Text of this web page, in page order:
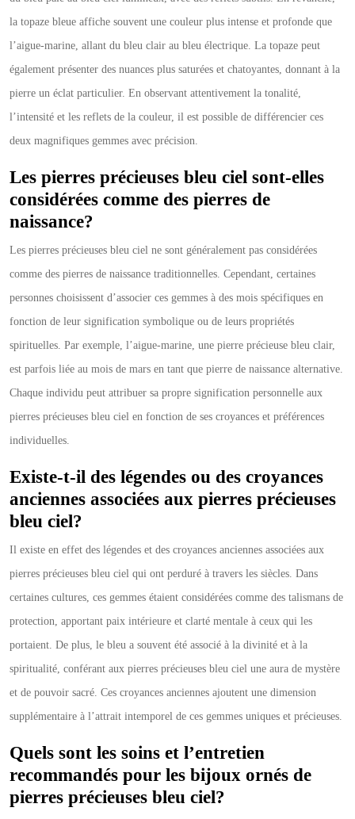
la topaze bleue affiche souvent une couleur plus intense et profonde que
l’aigue-marine, allant du bleu clair au bleu électrique. La topaze peut
également présenter des nuances plus saturées et chatoyantes, donnant à la
pierre un éclat particulier. En observant attentivement la tonalité,
l’intensité et les reflets de la couleur, il est possible de différencier ces
deux magnifiques gemmes avec précision.
Les pierres précieuses bleu ciel sont-elles
considérées comme des pierres de
naissance?
Les pierres précieuses bleu ciel ne sont généralement pas considérées
comme des pierres de naissance traditionnelles. Cependant, certaines
personnes choisissent d’associer ces gemmes à des mois spécifiques en
fonction de leur signification symbolique ou de leurs propriétés
spirituelles. Par exemple, l’aigue-marine, une pierre précieuse bleu clair,
est parfois liée au mois de mars en tant que pierre de naissance alternative.
Chaque individu peut attribuer sa propre signification personnelle aux
pierres précieuses bleu ciel en fonction de ses croyances et préférences
individuelles.
Existe-t-il des légendes ou des croyances
anciennes associées aux pierres précieuses
bleu ciel?
Il existe en effet des légendes et des croyances anciennes associées aux
pierres précieuses bleu ciel qui ont perduré à travers les siècles. Dans
certaines cultures, ces gemmes étaient considérées comme des talismans de
protection, apportant paix intérieure et clarté mentale à ceux qui les
portaient. De plus, le bleu a souvent été associé à la divinité et à la
spiritualité, conférant aux pierres précieuses bleu ciel une aura de mystère
et de pouvoir sacré. Ces croyances anciennes ajoutent une dimension
supplémentaire à l’attrait intemporel de ces gemmes uniques et précieuses.
Quels sont les soins et l’entretien
recommandés pour les bijoux ornés de
pierres précieuses bleu ciel?